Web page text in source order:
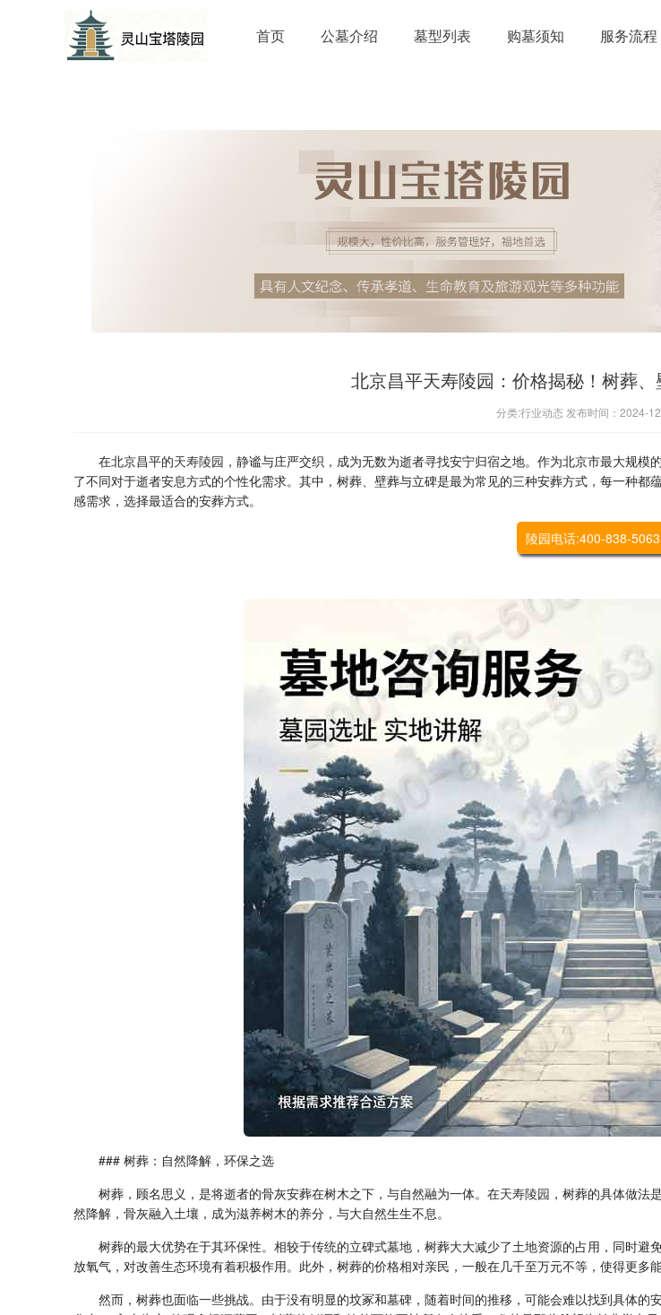
首页 公墓介绍 墓型列表 购墓须知 服务流程
北京昌平天寿陵园：价格揭秘！树葬
分类:行业动态 发布时间：2024-
在北京昌平的天寿陵园 ，静谧与庄严交织，成为无数为逝者寻找安宁归宿之地。作为北京市最大规模
了不同对于逝者安息方式的个性化需求。其中，树葬、壁葬与立碑是最为常见的三种安葬方式，每一种
感需求，选择最适合的安葬方式。
陵园电话:400-838-5063
### 树葬：自然降解，环保之选
树葬，顾名思义，是将逝者的骨灰安葬在树木之下，与自然融为一体。在天寿陵园 ，树葬的具体做法
然降解，骨灰融入土壤，成为滋养树木的养分，与大自然生生不息。
树葬的最大优势在于其环保性。相较于传统的立碑式墓地，树葬大大减少了土地资源的占用，同时
放氧气，对改善生态环境有着积极作用。此外，树葬的价格相对亲民，一般在几千至万元不等，使得更多
然而，树葬也面临一些挑战。由于没有明显的坟冢和墓碑，随着时间的推移，可能会难以找到具体